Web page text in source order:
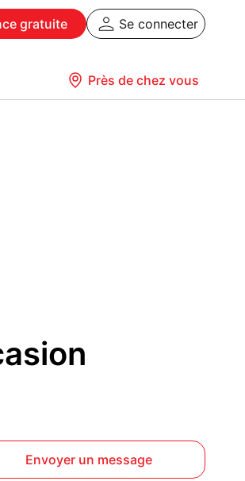
gratuite Se connecter
Près de chez vous
Envoyer un message